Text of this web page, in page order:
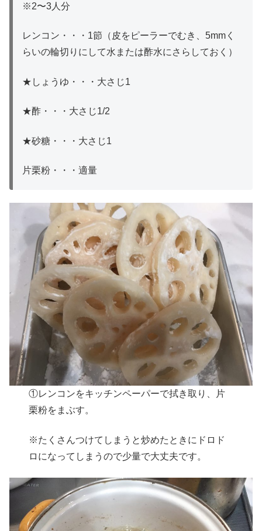
※2〜3人分
レンコン・・・1節（皮をピーラーでむき、5mmく
らいの輪切りにして水または酢水にさらしておく）
★しょうゆ・・・大さじ1
★酢・・・大さじ1/2
★砂糖・・・大さじ1
片栗粉・・・適量
①レンコンをキッチンペーパーで拭き取り、片
栗粉をまぶす。
※たくさんつけてしまうと炒めたときにドロド
ロになってしまうので少量で大丈夫です。